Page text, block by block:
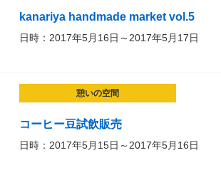
kanariya handmade market vol.5
日時：2017年5月16日～2017年5月17日
憩いの空間
コーヒー豆試飲販売
日時：2017年5月15日～2017年5月16日